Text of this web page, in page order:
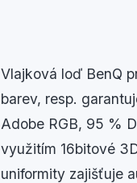
Vlajková loď BenQ
barev, resp.
Adobe RGB, 95 %
využitím 16bitové
uniformity zajišťuje